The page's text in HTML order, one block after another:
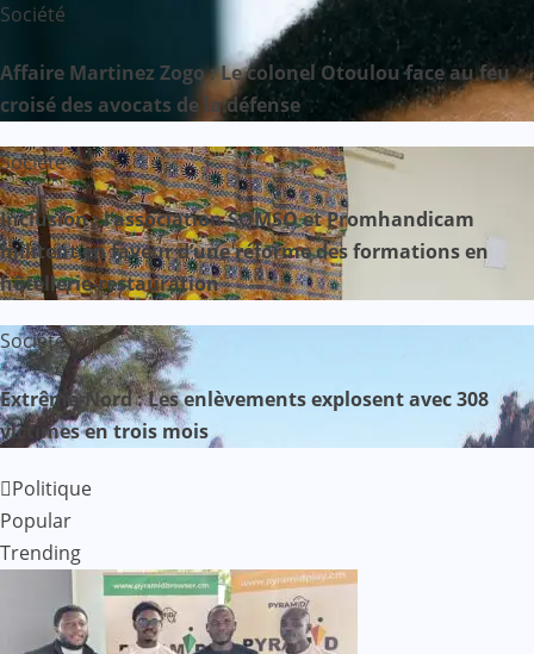
Société
Affaire Martinez Zogo : Le colonel Otoulou face au feu
croisé des avocats de la défense
Société
Inclusion : l’association SOMSO et Promhandicam
militent en faveur d’une réforme des formations en
hôtellerie-restauration
Société
Extrême-Nord : Les enlèvements explosent avec 308
victimes en trois mois
Politique
Popular
Trending